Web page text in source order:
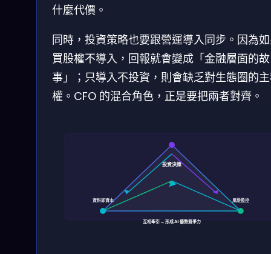
什麼代價。
同時，投資策略也要跟營運導入同步。因為
買股權不導入，回報就會變成「金融層面的故
事」；只導入不投資，則會缺乏對生態圈的
權。CFO 的混合角色，正是要把兩者對齊。
投資決策
資料即資本 風險監控
互相牽引 → 形成 AI 優勢競爭力